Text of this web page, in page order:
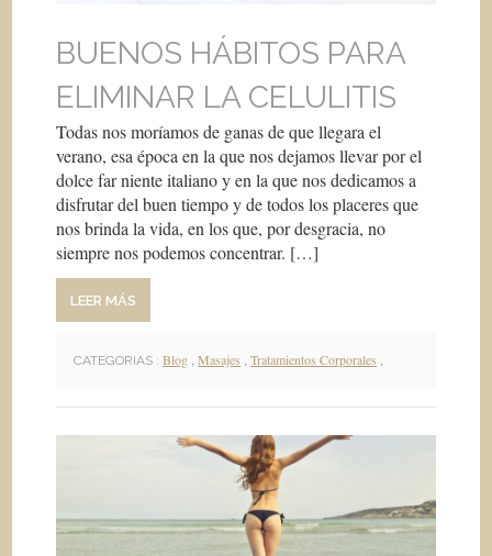
BUENOS HÁBITOS PARA
ELIMINAR LA CELULITIS
Todas nos moríamos de ganas de que llegara el
verano, esa época en la que nos dejamos llevar por el
dolce far niente italiano y en la que nos dedicamos a
disfrutar del buen tiempo y de todos los placeres que
nos brinda la vida, en los que, por desgracia, no
siempre nos podemos concentrar. […]
LEER MÁS
CATEGORIAS : Blog ,Masajes ,Tratamientos Corporales